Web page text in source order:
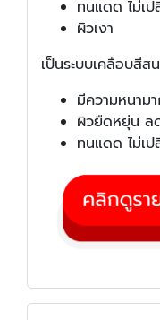
ทนแดด ไม่เ
ผิวเงา
เป็นระบบเคลือบสี
มีความหนาม
ผิวยืดหยุ่น ล
ทนแดด ไม่เ